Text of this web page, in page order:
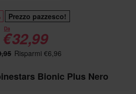
Prezzo pazzesco!
Da
€32,99
Risparmi €6,96
Bionic Plus Nero